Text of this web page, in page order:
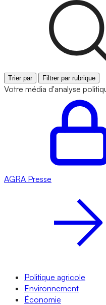
Trier par Filtrer par rubrique
Votre média d'analyse
AGRA Presse
Politique agricole
Environnement
Économie